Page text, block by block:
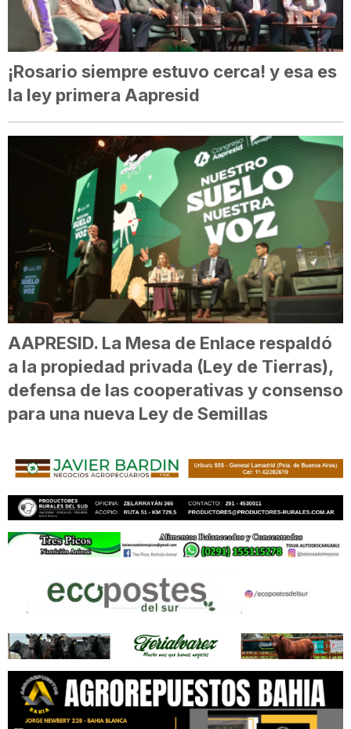
¡Rosario siempre estuvo cerca! y esa es
la ley primera Aapresid
AAPRESID. La Mesa de Enlace respaldó
a la propiedad privada (Ley de Tierras),
defensa de las cooperativas y consenso
para una nueva Ley de Semillas